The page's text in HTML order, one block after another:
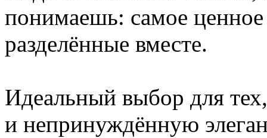
понимаешь: самое
разделённые вместе.
Идеальный выбор для
и непринуждённую